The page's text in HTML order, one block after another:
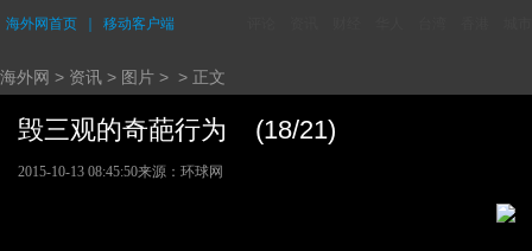
海外网首页 移动客户端
海外网 > 资讯 > 图片 > > 正文
毁三观的奇葩行为 (18/21)
2015-10-13 08:45:50来源： 环球网